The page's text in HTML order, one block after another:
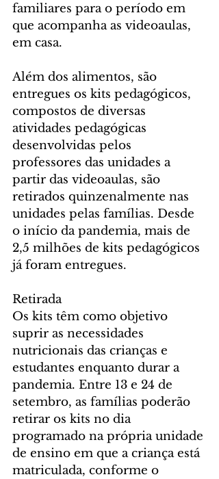
familiares para o período em
que acompanha as videoaulas,
em casa.
Além dos alimentos, são
entregues os kits pedagógicos,
compostos de diversas
atividades pedagógicas
desenvolvidas pelos
professores das unidades a
partir das videoaulas, são
retirados quinzenalmente nas
unidades pelas famílias. Desde
o início da pandemia, mais de
2,5 milhões de kits pedagógicos
já foram entregues.
Retirada
Os kits têm como objetivo
suprir as necessidades
nutricionais das crianças e
estudantes enquanto durar a
pandemia. Entre 13 e 24 de
setembro, as famílias poderão
retirar os kits no dia
programado na própria unidade
de ensino em que a criança está
matriculada, conforme o